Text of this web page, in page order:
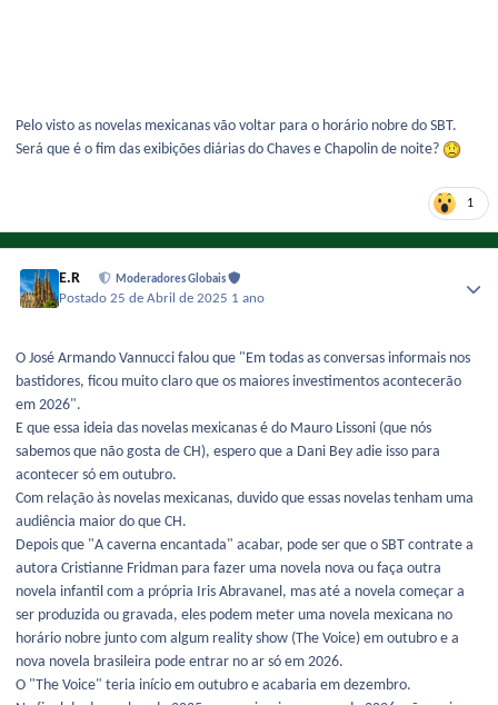
Pelo visto as novelas mexicanas vão voltar para o horário nobre do SBT.
Será que é o fim das exibições diárias do Chaves e Chapolin de noite?
1
E.R Moderadores Globais
Postado25 de Abril de 2025 1 ano
O José Armando Vannucci falou que "Em todas as conversas informais nos
bastidores, ficou muito claro que os maiores investimentos acontecerão
em 2026".
E que essa ideia das novelas mexicanas é do Mauro Lissoni (que nós
sabemos que não gosta de CH), espero que a Dani Bey adie isso para
acontecer só em outubro.
Com relação às novelas mexicanas, duvido que essas novelas tenham uma
audiência maior do que CH.
Depois que "A caverna encantada" acabar, pode ser que o SBT contrate a
autora Cristianne Fridman para fazer uma novela nova ou faça outra
novela infantil com a própria Iris Abravanel, mas até a novela começar a
ser produzida ou gravada, eles podem meter uma novela mexicana no
horário nobre junto com algum reality show (The Voice) em outubro e a
nova novela brasileira pode entrar no ar só em 2026.
O "The Voice" teria início em outubro e acabaria em dezembro.